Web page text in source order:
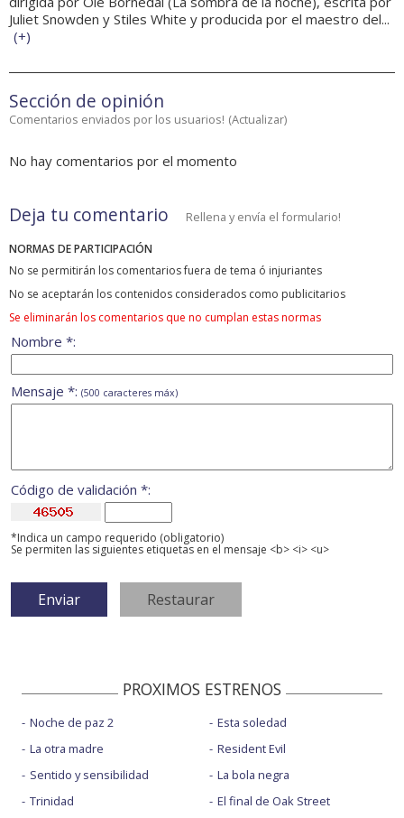
Juliet Snowden y Stiles White y producida por el maestro del...
(+)
Sección de opinión
Comentarios enviados por los usuarios! (Actualizar)
No hay comentarios por el momento
Deja tu comentario Rellena y envía el formulario!
NORMAS DE PARTICIPACIÓN
No se permitirán los comentarios fuera de tema ó injuriantes
No se aceptarán los contenidos considerados como publicitarios
Se eliminarán los comentarios que no cumplan estas normas
Nombre *:
Mensaje *: (500 caracteres máx)
Código de validación *:
*Indica un campo requerido (obligatorio)
Se permiten las siguientes etiquetas en el mensaje <b> <i> <u>
PROXIMOS ESTRENOS
Noche de paz 2
La otra madre
Sentido y sensibilidad
Trinidad
Esta soledad
Resident Evil
La bola negra
El final de Oak Street